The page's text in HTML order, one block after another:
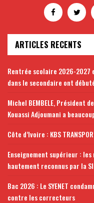
ARTICLES RECENTS
Rentrée scolaire 2026-2027
dans le secondaire ont
Michel BEMBELE, Président
Kouassi Adjoumani a
Côte d’Ivoire : KBS
Enseignement supérieur :
hautement reconnus par la
Bac 2026 : Le SYENET
contre les correcteurs